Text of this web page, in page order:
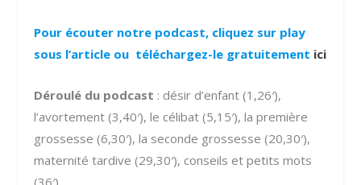
Pour écouter notre podcast, cliquez sur play
sous l’article ou téléchargez-le gratuitement ici
Déroulé du podcast : désir d’enfant (1,26′),
l’avortement (3,40′), le célibat (5,15′), la première
grossesse (6,30′), la seconde grossesse (20,30′),
maternité tardive (29,30′), conseils et petits mots
(36′).